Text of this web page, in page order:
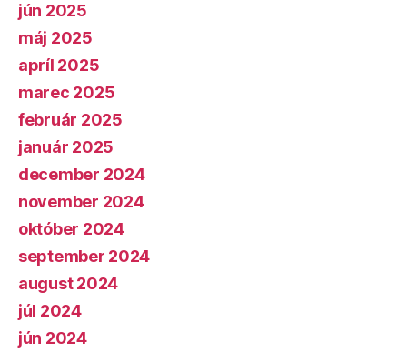
jún 2025
máj 2025
apríl 2025
marec 2025
február 2025
január 2025
december 2024
november 2024
október 2024
september 2024
august 2024
júl 2024
jún 2024